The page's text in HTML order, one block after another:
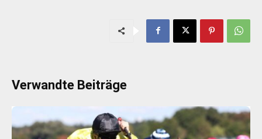
Verwandte Beiträge